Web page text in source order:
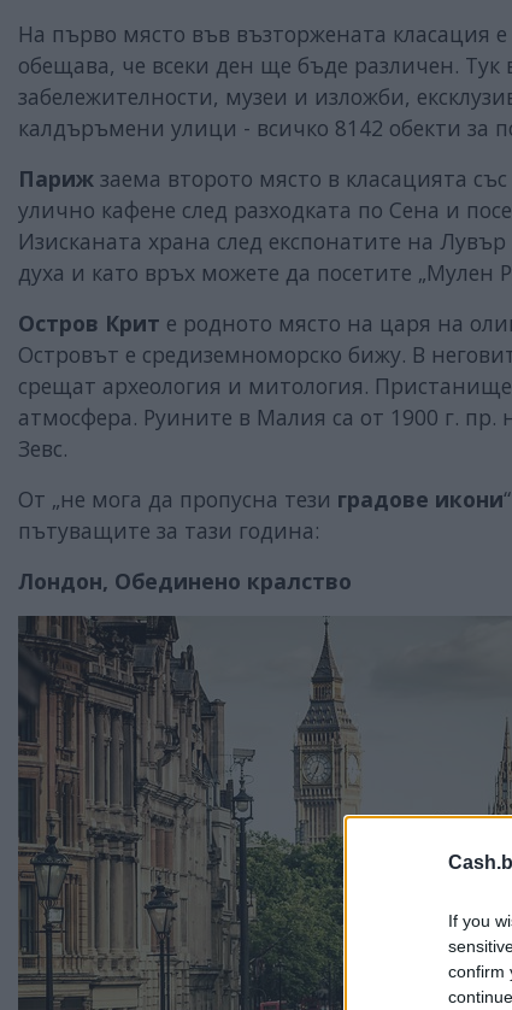
If you
confirm
На първо място във възторжената класация е
обещава, че всеки ден ще бъде различен.
забележителности, музеи и изложби,
калдъръмени улици - всичко 8142 обекти за
Париж заема второто място в класацията
улично кафене след разходката по Сена и
Изисканата храна след експонатите на
духа и като връх можете да посетите „Мулен
Остров Крит е родното място на царя на
Островът е средиземноморско бижу. В
срещат археология и митология.
атмосфера. Руините в Малия са от 1900 г.
Зевс.
От „не мога да пропусна тези градове икони
пътуващите за тази година:
Лондон, Обединено кралство